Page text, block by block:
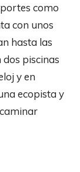
como
con unos
hasta las
piscinas
y en
ecopista y